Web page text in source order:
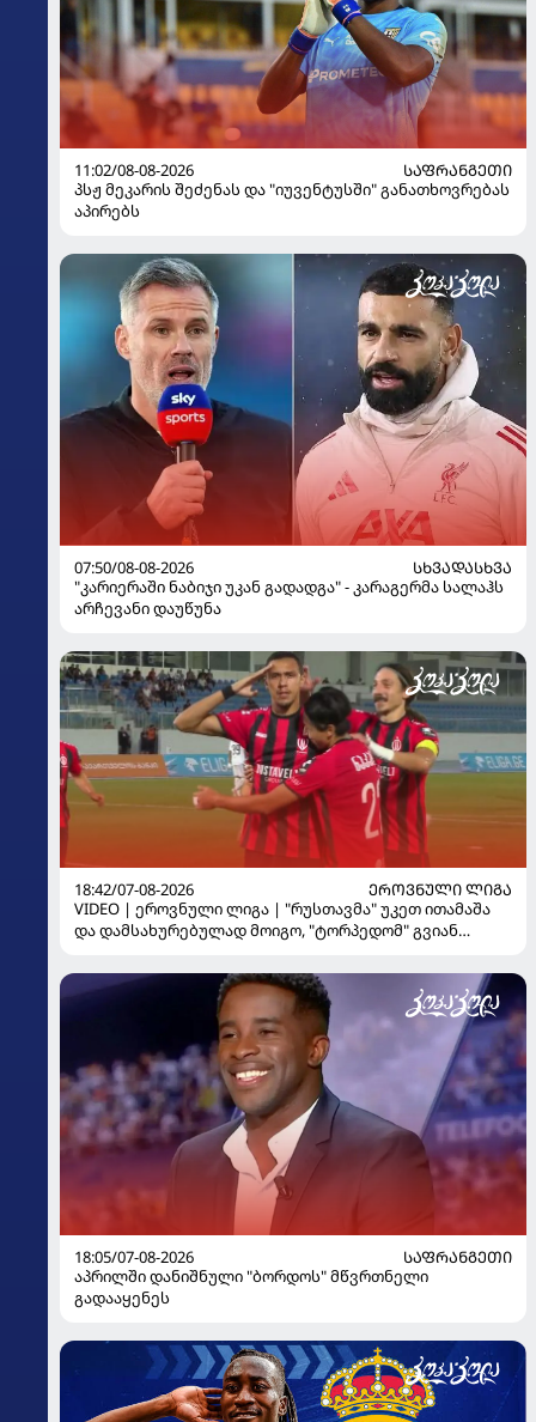
11:02/08-08-2026
ᲡᲐᲤᲠᲐᲜᲒᲔᲗᲘ
პსჟ მეკარის შეძენას და "იუვენტუსში" განათხოვრებას
აპირებს
07:50/08-08-2026
ᲡᲮᲕᲐᲓᲐᲡᲮᲕᲐ
"კარიერაში ნაბიჯი უკან გადადგა" - კარაგერმა სალაჰს
არჩევანი დაუწუნა
18:42/07-08-2026
ᲔᲠᲝᲕᲜᲣᲚᲘ ᲚᲘᲒᲐ
VIDEO | ეროვნული ლიგა | "რუსთავმა" უკეთ ითამაშა
და დამსახურებულად მოიგო, "ტორპედომ" გვიან
18:05/07-08-2026
ᲡᲐᲤᲠᲐᲜᲒᲔᲗᲘ
აპრილში დანიშნული "ბორდოს" მწვრთნელი
გადააყენეს